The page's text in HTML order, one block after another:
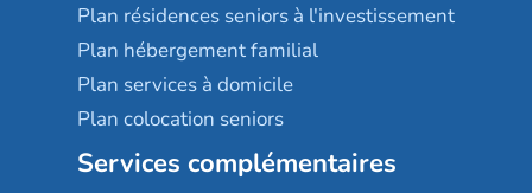
Plan résidences seniors à l'investissement
Plan hébergement familial
Plan services à domicile
Plan colocation seniors
Services complémentaires